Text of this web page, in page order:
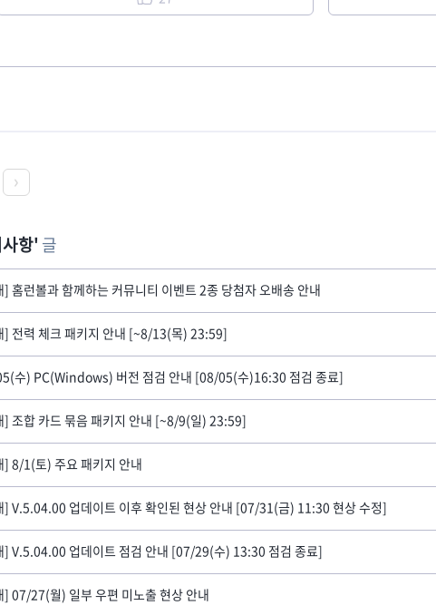
항 글
홈런볼과 함께하는 커뮤니티 이벤트 2종 당첨자 오배송 안내
] 전력 체크 패키지 안내 [~8/13(목) 23:59]
수) PC(Windows) 버전 점검 안내 [08/05(수)16:30 점검 종료]
] 조합 카드 묶음 패키지 안내 [~8/9(일) 23:59]
] 8/1(토) 주요 패키지 안내
] V.5.04.00 업데이트 이후 확인된 현상 안내 [07/31(금) 11:30 현상 수정]
] V.5.04.00 업데이트 점검 안내 [07/29(수) 13:30 점검 종료]
] 07/27(월) 일부 우편 미노출 현상 안내